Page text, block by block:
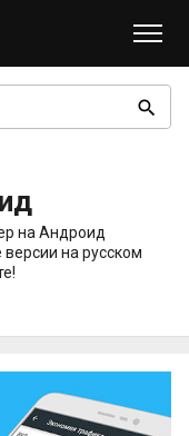
search
на Андроид
на русском